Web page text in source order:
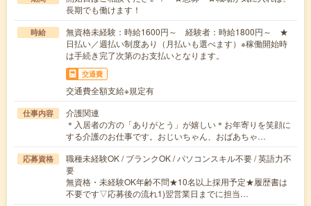
長期でも働けます！
時給
無資格未経験：時給1600円～ 経験者：時給1800円～ ★
日払い／週払い制度あり（月払いも選べます）※稼働開始時
は手続き完了次第のお支払いとなります。
交通費
交通費全額支給※規定有
仕事内容
介護関連
＊入居者の方の「ありがとう」が嬉しい＊お年寄りを笑顔に
する介護のお仕事です。おじいちゃん、おばあちゃ…
応募資格
職種未経験OK / ブランクOK / パソコンスキル不要 / 英語力不
要
無資格・未経験OK年齢不問★10名以上採用予定★履歴書は
不要です▽応募後の流れ1)翌営業日までに担当…